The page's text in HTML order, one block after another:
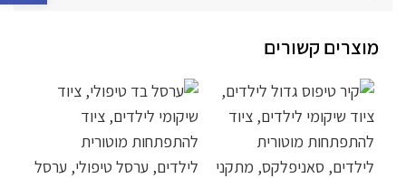
מוצרים קשורים